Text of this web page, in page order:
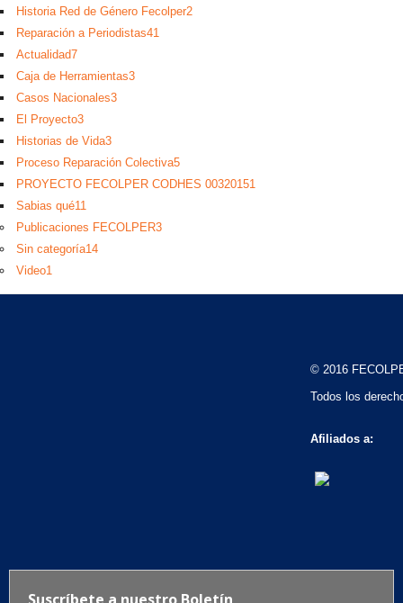
Historia Red de Género Fecolper2
Reparación a Periodistas41
Actualidad7
Caja de Herramientas3
Casos Nacionales3
El Proyecto3
Historias de Vida3
Proceso Reparación Colectiva5
PROYECTO FECOLPER CODHES 00320151
Sabias qué11
Publicaciones FECOLPER3
Sin categoría14
Video1
© 2016
Todos los
Afiliados a: